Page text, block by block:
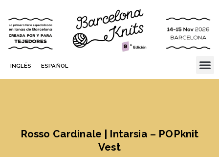
INGLÉS ESPAÑOL
Rosso Cardinale | Intarsia – POPknit
Vest